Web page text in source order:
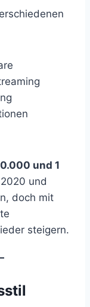
und 1
und
doch mit
steigern.